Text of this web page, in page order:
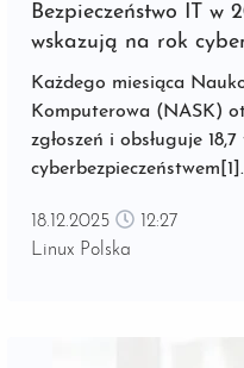
Bezpieczeństwo IT w
wskazują na rok
Każdego miesiąca
Komputerowa (NASK)
zgłoszeń i obsługuje
18.12.2025
12:27
Linux Polska